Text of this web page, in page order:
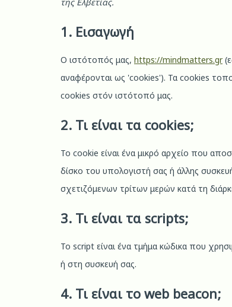
1. Εισαγωγή
Ο ιστότοπός μας, https://mindmatters.gr
αναφέρονται ως 'cookies'). Τα cookies
cookies στόν ιστότοπό μας.
2. Τι είναι τα cookies;
Το cookie είναι ένα μικρό αρχείο που
δίσκο του υπολογιστή σας ή άλλης
σχετιζόμενων τρίτων μερών κατά τη
3. Τι είναι τα scripts;
Το script είναι ένα τμήμα κώδικα που
ή στη συσκευή σας.
4. Τι είναι το web beacon;